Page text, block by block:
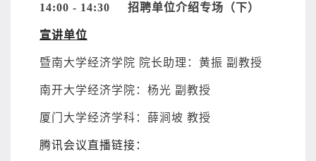
14:00 - 14:30 招聘单位介绍专场（下）
宣讲单位
暨南大学经济学院 院长助理：黄振 副教授
南开大学经济学院：杨光 副教授
厦门大学经济学科：薛涧坡 教授
腾讯会议直播链接：